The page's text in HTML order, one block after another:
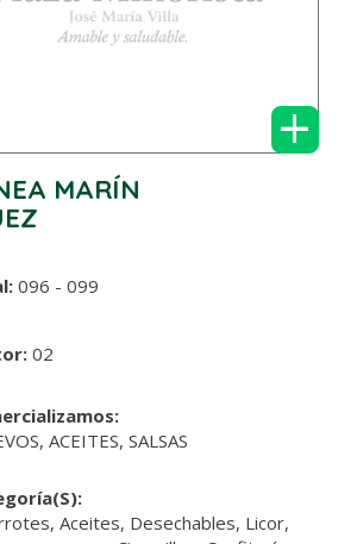
+
MARÍN
096 - 099
02
ACEITES, SALSAS
Aceites, Desechables, Licor,